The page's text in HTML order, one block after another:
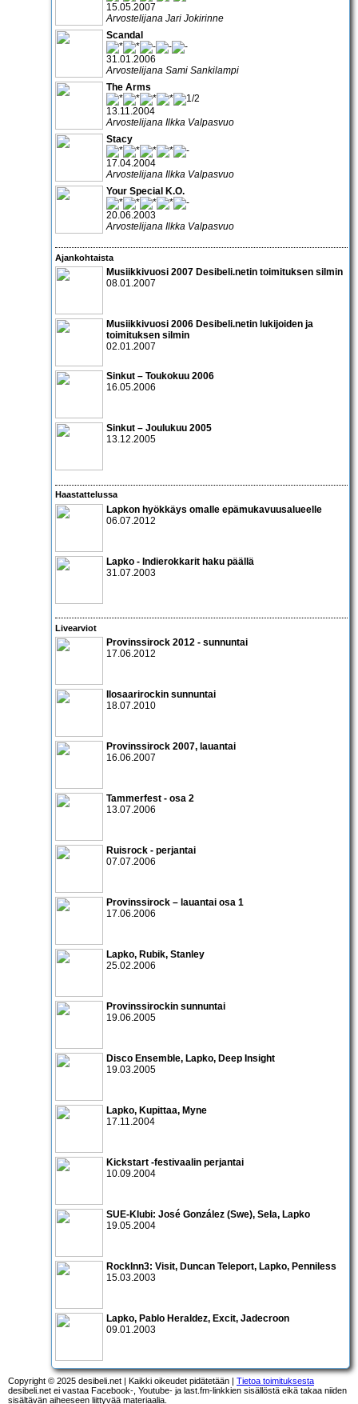
15.05.2007
Arvostelijana Jari Jokirinne
Scandal
31.01.2006
Arvostelijana Sami Sankilampi
The Arms
13.11.2004
Arvostelijana Ilkka Valpasvuo
Stacy
17.04.2004
Arvostelijana Ilkka Valpasvuo
Your Special K.O.
20.06.2003
Arvostelijana Ilkka Valpasvuo
Ajankohtaista
Musiikkivuosi 2007 Desibeli.netin toimituksen silmin
08.01.2007
Musiikkivuosi 2006 Desibeli.netin lukijoiden ja
toimituksen silmin
02.01.2007
Sinkut – Toukokuu 2006
16.05.2006
Sinkut – Joulukuu 2005
13.12.2005
Haastattelussa
Lapkon hyökkäys omalle epämukavuusalueelle
06.07.2012
Lapko - Indierokkarit haku päällä
31.07.2003
Livearviot
Provinssirock 2012 - sunnuntai
17.06.2012
Ilosaarirockin sunnuntai
18.07.2010
Provinssirock 2007, lauantai
16.06.2007
Tammerfest - osa 2
13.07.2006
Ruisrock - perjantai
07.07.2006
Provinssirock – lauantai osa 1
17.06.2006
Lapko, Rubik, Stanley
25.02.2006
Provinssirockin sunnuntai
19.06.2005
Disco Ensemble, Lapko, Deep Insight
19.03.2005
Lapko, Kupittaa, Myne
17.11.2004
Kickstart -festivaalin perjantai
10.09.2004
SUE-Klubi: José González (Swe), Sela, Lapko
19.05.2004
RockInn3: Visit, Duncan Teleport, Lapko, Penniless
15.03.2003
Lapko, Pablo Heraldez, Excit, Jadecroon
09.01.2003
Copyright © 2025 desibeli.net | Kaikki oikeudet pidätetään | Tietoa toimituksesta
desibeli.net ei vastaa Facebook-, Youtube- ja last.fm-linkkien sisällöstä eikä takaa niiden
sisältävän aiheeseen liittyvää materiaalia.